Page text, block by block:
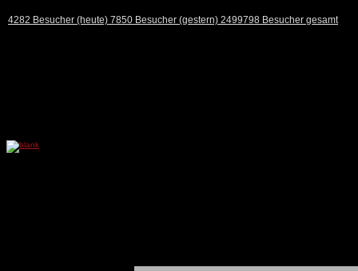
4282 Besucher (heute) 7850 Besucher (gestern) 2499798 Besucher gesamt